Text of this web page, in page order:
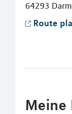
64293
Route
Meine